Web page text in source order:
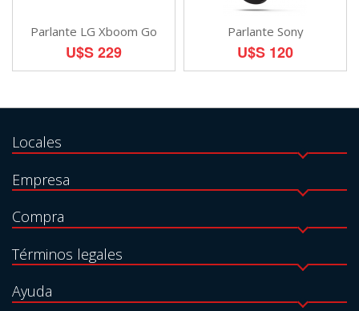
Parlante LG Xboom Go
U$S 229
Parlante Sony
U$S 120
Locales
Empresa
Compra
Términos legales
Ayuda